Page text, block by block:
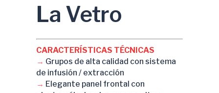
La Vetro
CARACTERÍSTICAS TÉCNICAS
→ Grupos de alta calidad con sistema
de infusión / extracción
→ Elegante panel frontal con